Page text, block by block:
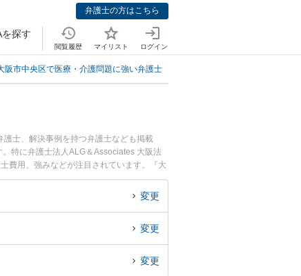
弁護士の方はこちら
探す
閲覧履歴 マイリスト ログイン
阪市中央区で医療・介護問題に強い弁護士
士、解決事例を持つ弁護士なども掲載
特に弁護士法人ALG＆Associates 大阪法
費用、強みなどが注目されています。『大
訴訟のトラブル解決の実績豊富な近くの弁
お困りの相談者さんにおすすめです。
変更
変更
変更